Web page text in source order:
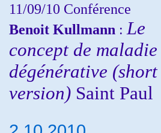
11/09/10 Conférence
Benoit Kullmann : Le
concept de maladie
dégénérative (short
version) Saint Paul